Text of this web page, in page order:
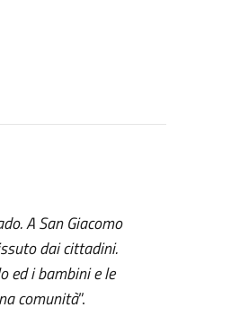
A San Giacomo
dai cittadini.
ed i bambini e le
comunità”.